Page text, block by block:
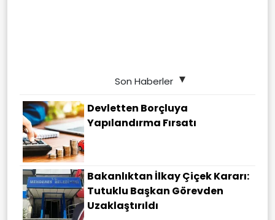
Son Haberler
Devletten Borçluya
Yapılandırma Fırsatı
Bakanlıktan İlkay Çiçek Kararı:
Tutuklu Başkan Görevden
Uzaklaştırıldı